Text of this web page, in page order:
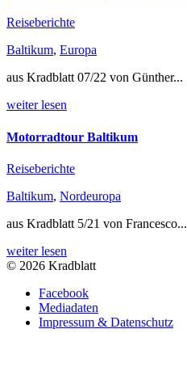
Reiseberichte
Baltikum, Europa
aus Kradblatt 07/22 von Günther...
weiter lesen
Motorradtour Baltikum
Reiseberichte
Baltikum, Nordeuropa
aus Kradblatt 5/21 von Francesco...
weiter lesen
© 2026 Kradblatt
Facebook
Mediadaten
Impressum & Datenschutz